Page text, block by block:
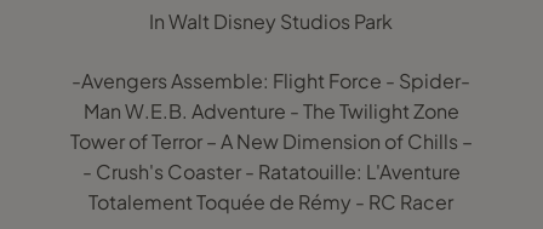
In Walt Disney Studios Park
-Avengers Assemble: Flight Force - Spider-
Man W.E.B. Adventure - The Twilight Zone
Tower of Terror – A New Dimension of Chills –
- Crush's Coaster - Ratatouille: L'Aventure
Totalement Toquée de Rémy - RC Racer